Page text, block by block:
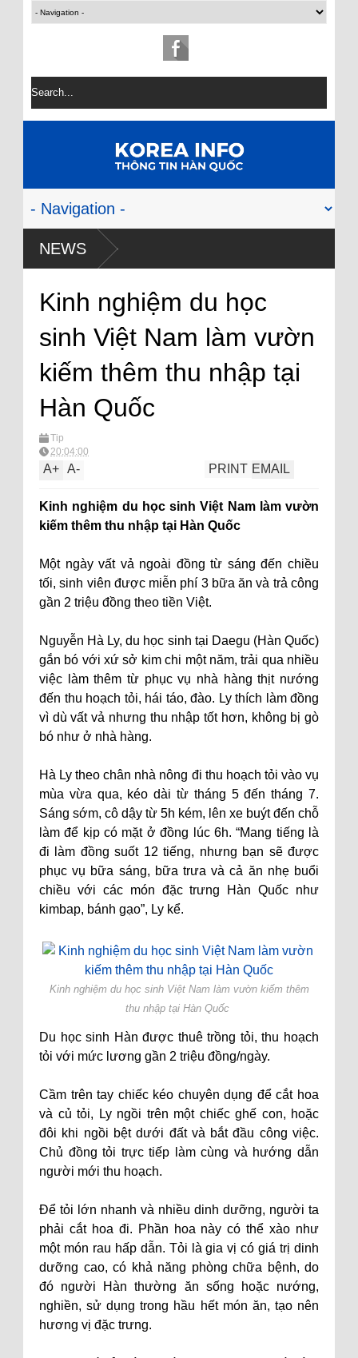
NEWS
Kinh nghiệm du học
sinh Việt Nam làm vườn
kiếm thêm thu nhập tại
Hàn Quốc
Tip
20:04:00
A+ A- EMAIL
PRINT
Kinh nghiệm du học sinh Việt Nam làm vườn
kiếm thêm thu nhập tại Hàn Quốc
Một ngày vất vả ngoài đồng từ sáng đến chiều
tối, sinh viên được miễn phí 3 bữa ăn và trả công
gần 2 triệu đồng theo tiền Việt.
Nguyễn Hà Ly, du học sinh tại Daegu (Hàn Quốc)
gắn bó với xứ sở kim chi một năm, trải qua nhiều
việc làm thêm từ phục vụ nhà hàng thịt nướng
đến thu hoạch tỏi, hái táo, đào. Ly thích làm đồng
vì dù vất vả nhưng thu nhập tốt hơn, không bị gò
bó như ở nhà hàng.
Hà Ly theo chân nhà nông đi thu hoạch tỏi vào vụ
mùa vừa qua, kéo dài từ tháng 5 đến tháng 7.
Sáng sớm, cô dậy từ 5h kém, lên xe buýt đến chỗ
làm để kịp có mặt ở đồng lúc 6h. “Mang tiếng là
đi làm đồng suốt 12 tiếng, nhưng bạn sẽ được
phục vụ bữa sáng, bữa trưa và cả ăn nhẹ buổi
chiều với các món đặc trưng Hàn Quốc như
kimbap, bánh gạo”, Ly kể.
Kinh nghiệm du học sinh Việt Nam làm vườn kiếm thêm
thu nhập tại Hàn Quốc
Du học sinh Hàn được thuê trồng tỏi, thu hoạch
tỏi với mức lương gần 2 triệu đồng/ngày.
Cầm trên tay chiếc kéo chuyên dụng để cắt hoa
và củ tỏi, Ly ngồi trên một chiếc ghế con, hoặc
đôi khi ngồi bệt dưới đất và bắt đầu công việc.
Chủ đồng tỏi trực tiếp làm cùng và hướng dẫn
người mới thu hoạch.
Để tỏi lớn nhanh và nhiều dinh dưỡng, người ta
phải cắt hoa đi. Phần hoa này có thể xào như
một món rau hấp dẫn. Tỏi là gia vị có giá trị dinh
dưỡng cao, có khả năng phòng chữa bệnh, do
đó người Hàn thường ăn sống hoặc nướng,
nghiền, sử dụng trong hầu hết món ăn, tạo nên
hương vị đặc trưng.